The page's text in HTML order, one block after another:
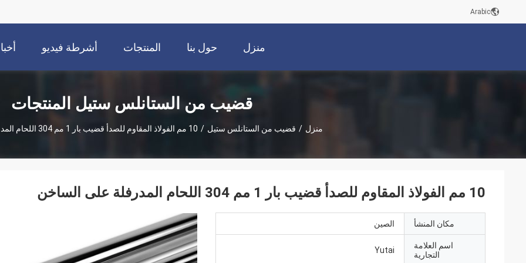
Arabic
منزل حول بنا المنتجات أشرطة فيديو
قضيب من الستانلس ستيل المنتجات
منزل / قضيب من الستانلس ستيل / 10 مم الفولاذ المقاوم للصدأ قضيب بار 1 مم 304 اللحام المدرفلة على الساخن
10 مم الفولاذ المقاوم للصدأ قضيب بار 1 مم 304 اللحام المدرفلة على الساخن
مكان المنشأ الصين
اسم العلامة
التجارية
Yutai